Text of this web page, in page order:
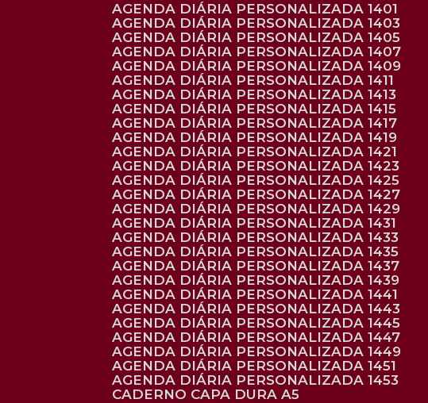
AGENDA DIÁRIA PERSONALIZADA 1401
AGENDA DIÁRIA PERSONALIZADA 1403
AGENDA DIÁRIA PERSONALIZADA 1405
AGENDA DIÁRIA PERSONALIZADA 1407
AGENDA DIÁRIA PERSONALIZADA 1409
AGENDA DIÁRIA PERSONALIZADA 1411
AGENDA DIÁRIA PERSONALIZADA 1413
AGENDA DIÁRIA PERSONALIZADA 1415
AGENDA DIÁRIA PERSONALIZADA 1417
AGENDA DIÁRIA PERSONALIZADA 1419
AGENDA DIÁRIA PERSONALIZADA 1421
AGENDA DIÁRIA PERSONALIZADA 1423
AGENDA DIÁRIA PERSONALIZADA 1425
AGENDA DIÁRIA PERSONALIZADA 1427
AGENDA DIÁRIA PERSONALIZADA 1429
AGENDA DIÁRIA PERSONALIZADA 1431
AGENDA DIÁRIA PERSONALIZADA 1433
AGENDA DIÁRIA PERSONALIZADA 1435
AGENDA DIÁRIA PERSONALIZADA 1437
AGENDA DIÁRIA PERSONALIZADA 1439
AGENDA DIÁRIA PERSONALIZADA 1441
AGENDA DIÁRIA PERSONALIZADA 1443
AGENDA DIÁRIA PERSONALIZADA 1445
AGENDA DIÁRIA PERSONALIZADA 1447
AGENDA DIÁRIA PERSONALIZADA 1449
AGENDA DIÁRIA PERSONALIZADA 1451
AGENDA DIÁRIA PERSONALIZADA 1453
CADERNO CAPA DURA A5